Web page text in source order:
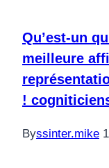
Qu’est-un
meilleure
!
Byssinter.mike